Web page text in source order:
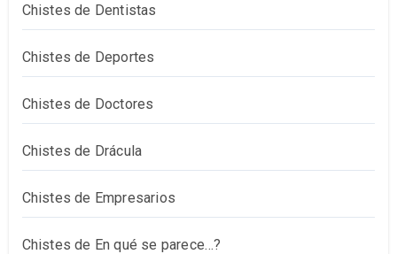
Chistes de Dentistas
Chistes de Deportes
Chistes de Doctores
Chistes de Drácula
Chistes de Empresarios
Chistes de En qué se parece…?